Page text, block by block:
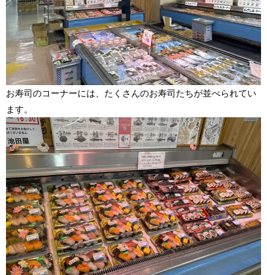
お寿司のコーナーには、たくさんのお寿司たちが並べられてい
ます。